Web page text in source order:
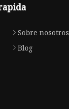
Sobre nosotros
Blog